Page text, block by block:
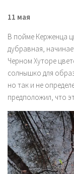
11 мая
В пойме Керженца
дубравная,
Черном Хуторе
солнышко для
но так и не
предположил, что